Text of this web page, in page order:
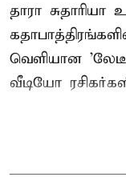
தாரா
வெளியான
வீடியோ